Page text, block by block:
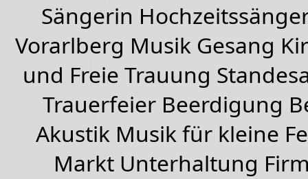
Sängerin
Vorarlberg Musik Gesang
und Freie Trauung
Trauerfeier Beerdigung
Akustik Musik für kleine
Markt Unterhaltung